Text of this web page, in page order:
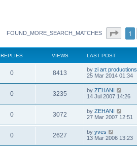
FOUND_MORE_SEARCH_MATCHES Page1
REPLIES VIEWS LAST POST
0 8413 by zi art productions
25 Mar 2014 01:34
0 3235 by ZEHANI
14 Jul 2007 14:26
0 3072 by ZEHANI
27 Mar 2007 12:51
0 2627 by yves
13 Mar 2006 13:23